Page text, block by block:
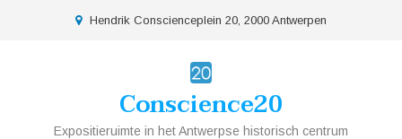
location
Hendrik Conscienceplein 20, 2000 Antwerpen
Conscience20
Expositieruimte in het Antwerpse historisch centrum